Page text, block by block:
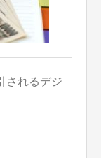
されるデジ